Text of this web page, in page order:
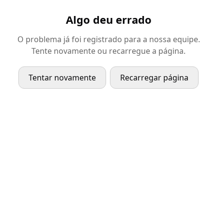
Algo deu errado
O problema já foi registrado para a nossa equipe.
Tente novamente ou recarregue a página.
Tentar novamente Recarregar página